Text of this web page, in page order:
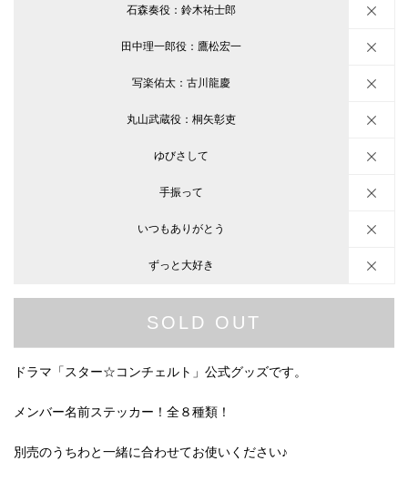
石森奏役：鈴木祐士郎
田中理一郎役：鷹松宏一
写楽佑太：古川龍慶
丸山武蔵役：桐矢彰吏
ゆびさして
手振って
いつもありがとう
ずっと大好き
SOLD OUT
ドラマ「スター☆コンチェルト」公式グッズです。
メンバー名前ステッカー！全８種類！
別売のうちわと一緒に合わせてお使いください♪